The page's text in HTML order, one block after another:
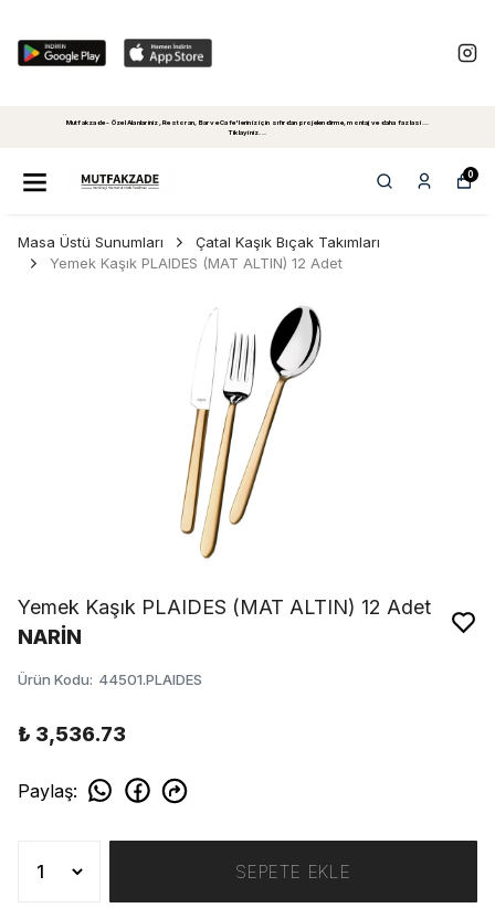
Mutfakzade - Özel Alanlariniz, Restoran, Bar ve Cafe'leriniz için sıfırdan projelendirme, montaj ve daha fazlasi...
Tiklayiniz...
0
Masa Üstü Sunumları
Çatal Kaşık Bıçak Takımları
Yemek Kaşık PLAIDES (MAT ALTIN) 12 Adet
Yemek Kaşık PLAIDES (MAT ALTIN) 12 Adet
NARİN
Ürün Kodu: 44501.PLAIDES
₺ 3,536.73
Paylaş:
SEPETE EKLE